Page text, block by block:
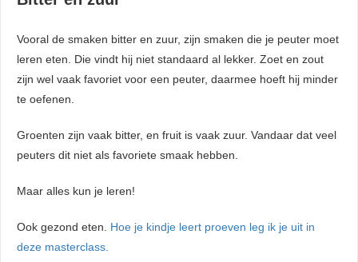
Vooral de smaken bitter en zuur, zijn smaken die je peuter moet
leren eten. Die vindt hij niet standaard al lekker. Zoet en zout
zijn wel vaak favoriet voor een peuter, daarmee hoeft hij minder
te oefenen.
Groenten zijn vaak bitter, en fruit is vaak zuur. Vandaar dat veel
peuters dit niet als favoriete smaak hebben.
Maar alles kun je leren!
Ook gezond eten. Hoe je kindje leert proeven leg ik je uit in
deze masterclass.